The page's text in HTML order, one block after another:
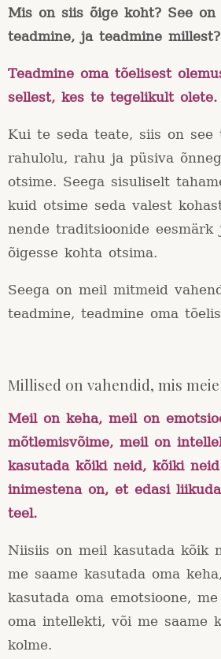
Mis on siis õige koht? See on
teadmine, ja teadmine millest?
Teadmine oma tõelisest
sellest, kes te tegelikult olete.
Kui te seda teate, siis on see
rahulolu, rahu ja püsiva
otsime. Seega sisuliselt
kuid otsime seda valest
nende traditsioonide
õigesse kohta otsima.
Seega on meil mitmeid
teadmine, teadmine oma
Millised on vahendid, mis
Meil on keha, meil on
mõtlemisvõime, meil on
kasutada kõiki neid, kõiki
inimestena on, et edasi
teel.
Niisiis on meil kasutada kõik
me saame kasutada oma
kasutada oma emotsioone,
oma intellekti, või me saame
kolme.